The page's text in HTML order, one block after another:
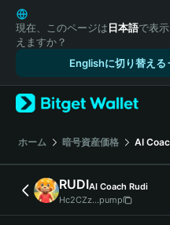
English
日本語
Tiếng Việt
Español (Latinoamérica)
Türkçe
Français
Deutsch
简体中文
繁體中文
Português (Portugal)
現在、このページは日本語で表示
えますか？
Englishに切り替える
ホーム 暗号資産価格 AI
RUDIAI Coach Rudi
Hc2CZz...pump